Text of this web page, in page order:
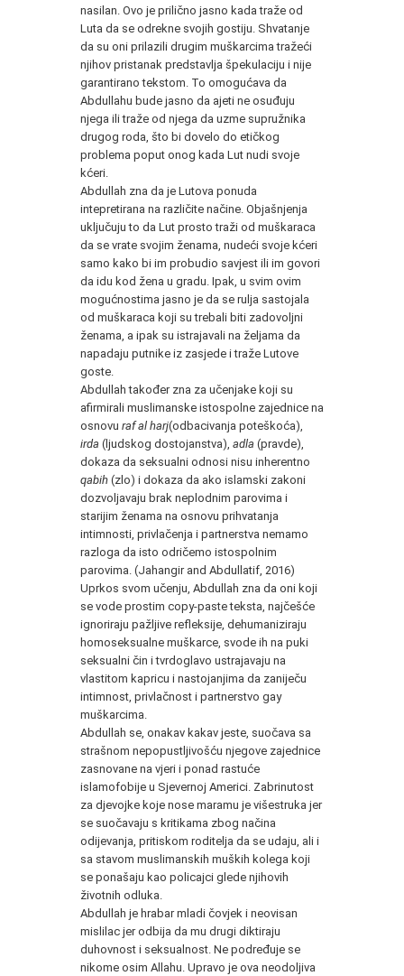
nasilan. Ovo je prilično jasno kada traže od
Luta da se odrekne svojih gostiju. Shvatanje
da su oni prilazili drugim muškarcima tražeći
njihov pristanak predstavlja špekulaciju i nije
garantirano tekstom. To omogućava da
Abdullahu bude jasno da ajeti ne osuđuju
njega ili traže od njega da uzme supružnika
drugog roda, što bi dovelo do etičkog
problema poput onog kada Lut nudi svoje
kćeri.
Abdullah zna da je Lutova ponuda
intepretirana na različite načine. Objašnjenja
uključuju to da Lut prosto traži od muškaraca
da se vrate svojim ženama, nudeći svoje kćeri
samo kako bi im probudio savjest ili im govori
da idu kod žena u gradu. Ipak, u svim ovim
mogućnostima jasno je da se rulja sastojala
od muškaraca koji su trebali biti zadovoljni
ženama, a ipak su istrajavali na željama da
napadaju putnike iz zasjede i traže Lutove
goste.
Abdullah također zna za učenjake koji su
afirmirali muslimanske istospolne zajednice na
osnovu raf al harj(odbacivanja poteškoća),
irda (ljudskog dostojanstva), adla (pravde),
dokaza da seksualni odnosi nisu inherentno
qabih (zlo) i dokaza da ako islamski zakoni
dozvoljavaju brak neplodnim parovima i
starijim ženama na osnovu prihvatanja
intimnosti, privlačenja i partnerstva nemamo
razloga da isto odričemo istospolnim
parovima. (Jahangir and Abdullatif, 2016)
Uprkos svom učenju, Abdullah zna da oni koji
se vode prostim copy-paste teksta, najčešće
ignoriraju pažljive refleksije, dehumaniziraju
homoseksualne muškarce, svode ih na puki
seksualni čin i tvrdoglavo ustrajavaju na
vlastitom kapricu i nastojanjima da zaniječu
intimnost, privlačnost i partnerstvo gay
muškarcima.
Abdullah se, onakav kakav jeste, suočava sa
strašnom nepopustljivošću njegove zajednice
zasnovane na vjeri i ponad rastuće
islamofobije u Sjevernoj Americi. Zabrinutost
za djevojke koje nose maramu je višestruka jer
se suočavaju s kritikama zbog načina
odijevanja, pritiskom roditelja da se udaju, ali i
sa stavom muslimanskih muških kolega koji
se ponašaju kao policajci glede njihovih
životnih odluka.
Abdullah je hrabar mladi čovjek i neovisan
mislilac jer odbija da mu drugi diktiraju
duhovnost i seksualnost. Ne podređuje se
nikome osim Allahu. Upravo je ova neodoljiva